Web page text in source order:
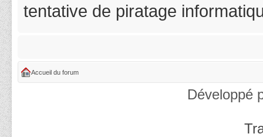
tentative de piratage
Accueil du forum
Développé